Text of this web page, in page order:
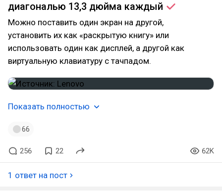
диагональю 13,3 дюйма каждый
Можно поставить один экран на другой,
установить их как «раскрытую книгу» или
использовать один как дисплей, а другой как
виртуальную клавиатуру с тачпадом.
Показать полностью
66
256 22 62K
1 ответ на пост